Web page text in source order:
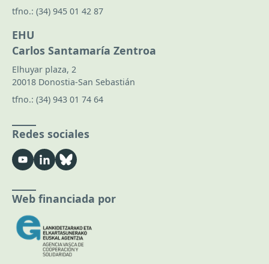
tfno.: (34) 945 01 42 87
EHU
Carlos Santamaría Zentroa
Elhuyar plaza, 2
20018 Donostia-San Sebastián
tfno.: (34) 943 01 74 64
Redes sociales
Web financiada por